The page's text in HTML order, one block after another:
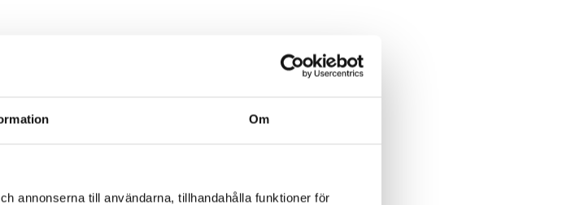
Om
annonserna till användarna, tillhandahålla funktioner för
i rondellen tag höger mot Flyinge, väg